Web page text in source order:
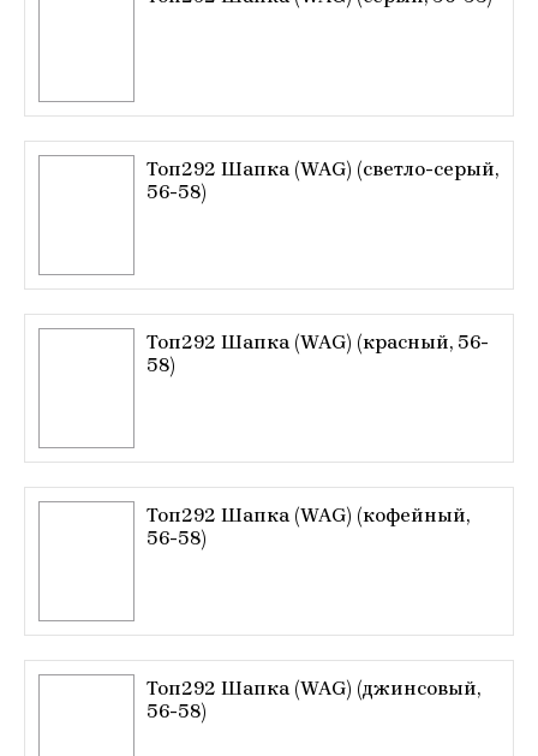
Топ292 Шапка (WAG) (светло-серый,
56-58)
Топ292 Шапка (WAG) (красный, 56-
58)
Топ292 Шапка (WAG) (кофейный,
56-58)
Топ292 Шапка (WAG) (джинсовый,
56-58)